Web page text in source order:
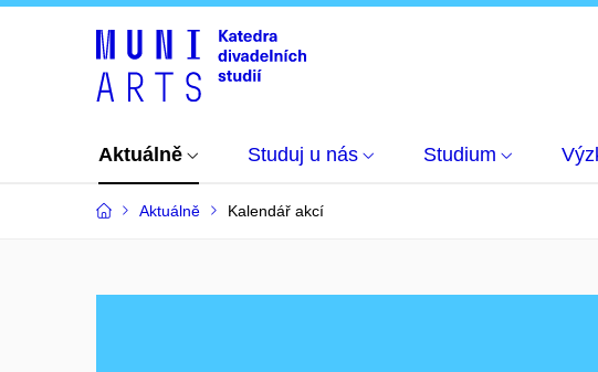
Aktuálně Studuj u nás Studium
Aktuálně Kalendář akcí